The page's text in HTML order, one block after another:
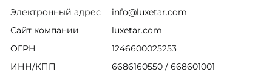
Электронный адрес
info@luxetar.com
Сайт компании
luxetar.com
ОГРН
1246600025253
ИНН/КПП
6686160550 / 668601001